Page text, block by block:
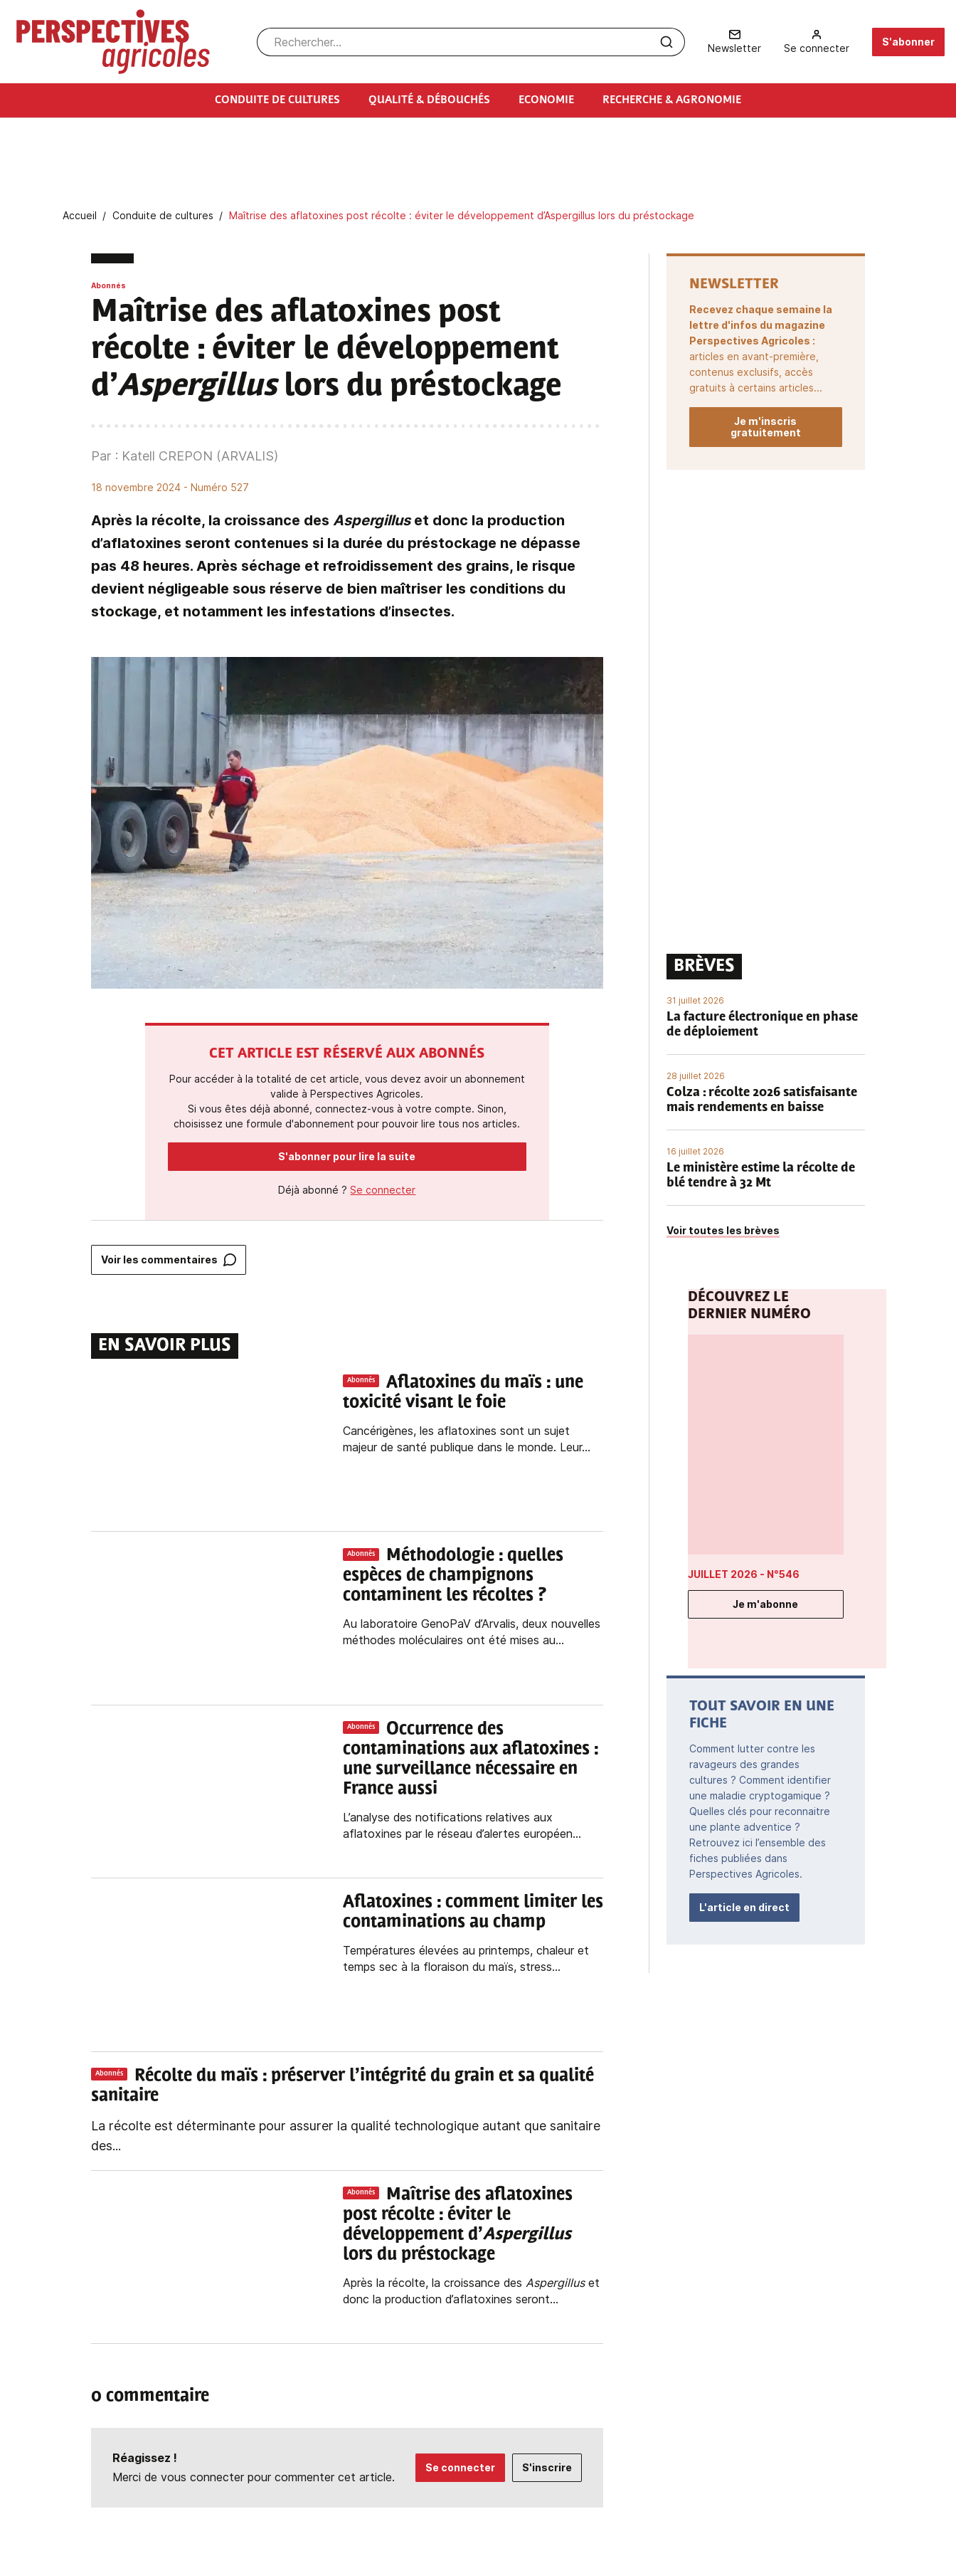
Aller au contenu principal
Newsletter Se connecter
S'abonner
CONDUITE DE CULTURES QUALITÉ & DÉBOUCHÉS ECONOMIE RECHERCHE & AGRONOMIE
Fil d'Ariane
Accueil Conduite de cultures Maîtrise des aflatoxines post récolte : éviter le développement d’Aspergillus lors du préstockage
Abonnés
Maîtrise des aflatoxines post
récolte : éviter le développement
d’Aspergilluslors du préstockage
Par : Katell CREPON (ARVALIS)
18 novembre 2024 - Numéro 527
Après la récolte, la croissance des Aspergilluset donc la production
d’aflatoxines seront contenues si la durée du préstockage ne dépasse
pas 48 heures. Après séchage et refroidissement des grains, le risque
devient négligeable sous réserve de bien maîtriser les conditions du
stockage, et notamment les infestations d’insectes.
CET ARTICLE EST RÉSERVÉ AUX ABONNÉS
Pour accéder à la totalité de cet article, vous devez avoir un abonnement
valide à Perspectives Agricoles.
Si vous êtes déjà abonné, connectez-vous à votre compte. Sinon,
choisissez une formule d'abonnement pour pouvoir lire tous nos articles.
S'abonner pour lire la suite
Déjà abonné ? Se connecter
Voir les commentaires
EN SAVOIR PLUS
Abonnés
Aflatoxines du maïs : une
toxicité visant le foie
Cancérigènes, les aflatoxines sont un sujet
majeur de santé publique dans le monde. Leur...
Abonnés
Méthodologie : quelles
espèces de champignons
contaminent les récoltes ?
Au laboratoire GenoPaV d’Arvalis, deux nouvelles
méthodes moléculaires ont été mises au...
Abonnés
Occurrence des
contaminations aux aflatoxines :
une surveillance nécessaire en
France aussi
L’analyse des notifications relatives aux
aflatoxines par le réseau d’alertes européen...
Aflatoxines : comment limiter les
contaminations au champ
Températures élevées au printemps, chaleur et
temps sec à la floraison du maïs, stress...
Abonnés Récolte du maïs : préserver l’intégrité du grain et sa qualité
sanitaire
La récolte est déterminante pour assurer la qualité technologique autant que sanitaire
des...
Abonnés
Maîtrise des aflatoxines
post récolte : éviter le
développement d’Aspergillus
lors du préstockage
Après la récolte, la croissance des Aspergilluset
donc la production d’aflatoxines seront...
0 commentaire
Réagissez !
Merci de vous connecter pour commenter cet article.
Se connecter S'inscrire
NEWSLETTER
Recevez chaque semaine la
lettre d'infos du magazine
Perspectives Agricoles :
articles en avant-première,
contenus exclusifs, accès
gratuits à certains articles...
Je m'inscris
gratuitement
BRÈVES
31 juillet 2026
La facture électronique en phase
de déploiement
28 juillet 2026
Colza : récolte 2026 satisfaisante
mais rendements en baisse
16 juillet 2026
Le ministère estime la récolte de
blé tendre à 32 Mt
Voir toutes les brèves
DÉCOUVREZ LE
DERNIER NUMÉRO
JUILLET 2026 - N°546
Je m'abonne
TOUT SAVOIR EN UNE
FICHE
Comment lutter contre les
ravageurs des grandes
cultures ? Comment identifier
une maladie cryptogamique ?
Quelles clés pour reconnaitre
une plante adventice ?
Retrouvez ici l’ensemble des
fiches publiées dans
Perspectives Agricoles.
L'article en direct